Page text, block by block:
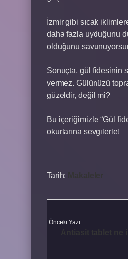
İzmir gibi sıcak
daha fazla uyduğunu
olduğunu
Sonuçta, gül fidesinin
vermez. Gülünüzü
güzeldir, değil mi?
Bu içeriğimizle “Gül
okurlarına sevgilerle!
Tarih: Makaleler
Önceki Yazı